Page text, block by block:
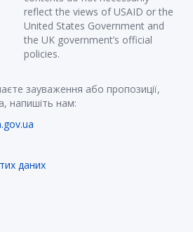
reflect the views of USAID or the
United States Government and
the UK government’s official
policies.
зауваження або пропозиції,
напишіть нам:
даних